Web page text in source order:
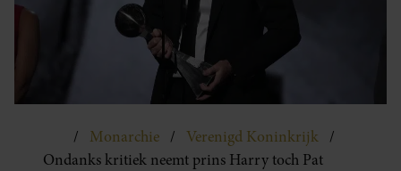
Monarchie
Verenigd Koninkrijk
Ondanks kritiek neemt prins Harry toch Pat